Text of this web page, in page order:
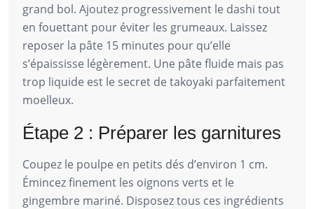
grand bol. Ajoutez progressivement le dashi tout
en fouettant pour éviter les grumeaux. Laissez
reposer la pâte 15 minutes pour qu’elle
s’épaississe légèrement. Une pâte fluide mais pas
trop liquide est le secret de takoyaki parfaitement
moelleux.
Étape 2 : Préparer les garnitures
Coupez le poulpe en petits dés d’environ 1 cm.
Émincez finement les oignons verts et le
gingembre mariné. Disposez tous ces ingrédients